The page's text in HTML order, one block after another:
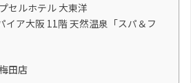
セルホテル 大東洋
イア大阪 11階 天然温泉「スパ＆フ
田店